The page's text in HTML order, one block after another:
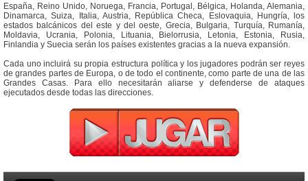
España, Reino Unido, Noruega, Francia, Portugal, Bélgica, Holanda, Alemania,
Dinamarca, Suiza, Italia, Austria, República Checa, Eslovaquia, Hungría, los
estados balcánicos del este y del oeste, Grecia, Bulgaria, Turquía, Rumanía,
Moldavia, Ucrania, Polonia, Lituania, Bielorrusia, Letonia, Estonia, Rusia,
Finlandia y Suecia serán los países existentes gracias a la nueva expansión.
Cada uno incluirá su propia estructura política y los jugadores podrán ser reyes
de grandes partes de Europa, o de todo el continente, como parte de una de las
Grandes Casas. Para ello necesitarán aliarse y defenderse de ataques
ejecutados desde todas las direcciones.